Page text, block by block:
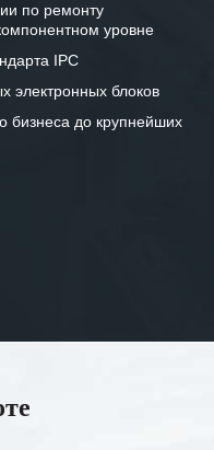
по ремонту
уровне
IPC
электронных блоков
бизнеса до крупнейших